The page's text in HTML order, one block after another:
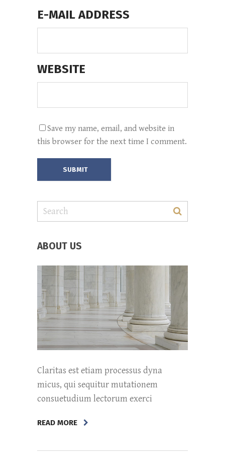
E-MAIL ADDRESS
WEBSITE
Save my name, email, and website in
this browser for the next time I comment.
SUBMIT
ABOUT US
Claritas est etiam processus dyna
micus, qui sequitur mutationem
consuetudium lectorum exerci
READ MORE